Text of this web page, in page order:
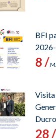
BFI
8 /
Visita
28 /